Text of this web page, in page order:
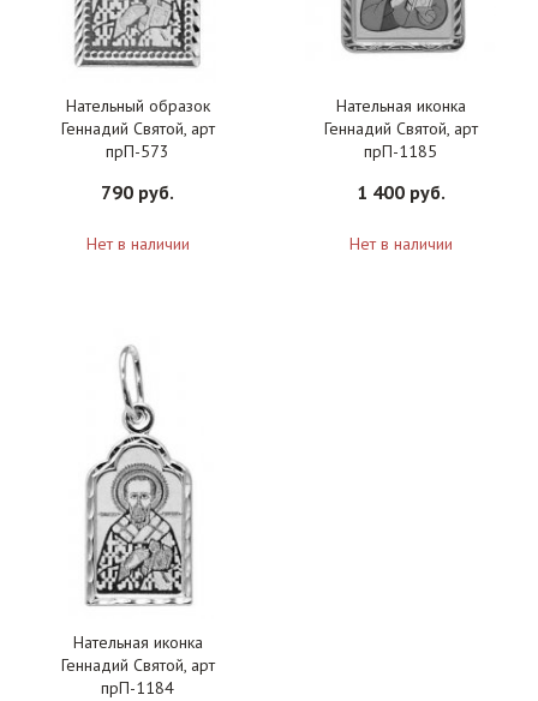
Нательный образок
Геннадий Святой, арт
прП-573
790 руб.
Нет в наличии
Нательная иконка
Геннадий Святой, арт
прП-1185
1 400 руб.
Нет в наличии
Нательная иконка
Геннадий Святой, арт
прП-1184